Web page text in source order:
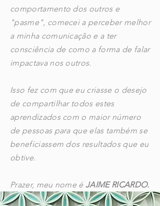
comportamento dos outros e
"pasme", comecei a perceber melhor
a minha comunicação e a ter
consciência de como a forma de falar
impactava nos outros.
Isso fez com que eu criasse o desejo
de compartilhar todos estes
aprendizados com o maior número
de pessoas para que elas também se
beneficiassem dos resultados que eu
obtive.
Prazer, meu nome éJAIME RICARDO.